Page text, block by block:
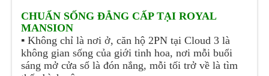
CHUẨN SỐNG ĐẲNG CẤP TẠI ROYAL
MANSION
▪️Không chỉ là nơi ở, căn hộ 2PN tại Cloud 3 là
không gian sống của giới tinh hoa, nơi mỗi buổi
sáng mở cửa sổ là đón nắng, mỗi tối trở về là tìm